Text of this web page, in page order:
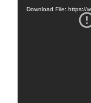
Download File: https://